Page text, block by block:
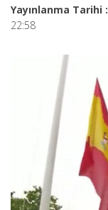
Yayınlanma Tarihi :
22:58